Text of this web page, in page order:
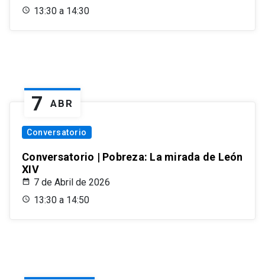
13:30 a 14:30
7 ABR
Conversatorio
Conversatorio | Pobreza: La mirada de León
XIV
7 de Abril de 2026
13:30 a 14:50